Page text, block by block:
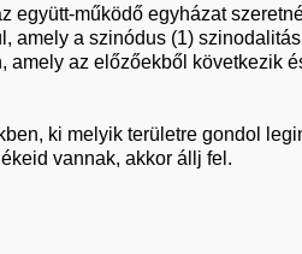
működő egyházat
amely a szinódus (1)
az előzőekből következik
ki melyik területre gondol
vannak, akkor állj fel.